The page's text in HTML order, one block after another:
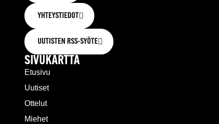
YHTEYSTIEDOT
UUTISTEN RSS-SYÖTE
SIVUKARTTA
Etusivu
Uutiset
Ottelut
Miehet